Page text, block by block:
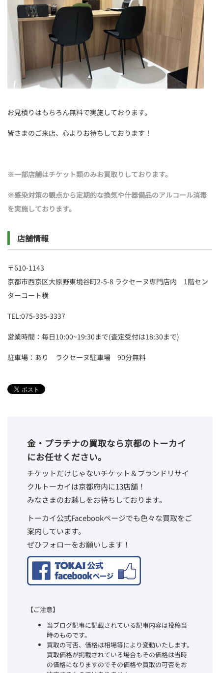
お見積りはもちろん無料で実施しております。
皆さまのご来店、心よりお待ちしております！
※一部店舗はチケット類のみお買取りしております。
※感染対策の観点から定期的な換気や什器備品のアルコール消毒
を実施しております。
店舗情報
〒610-1143
京都市西京区大原野東境谷町2-5-8 ラクセーヌ専門店内 1階セン
ターコート横
TEL:075-335-3337
営業時間：毎日10:00~19:30まで(査定受付は18:30まで)
駐車場：あり ラクセーヌ駐車場 90分無料
金・プラチナの買取なら京都のトーカイ
にお任せください。
チケットだけじゃないチケット＆ブランドリサイ
クルトーカイは京都府内に13店舗！
みなさまのお越しをお待ちしております。
トーカイ公式Facebookページでも色々な買取をご
案内しています。
ぜひフォローをお願いします！
【ご注意】
当ブログ記事に記載されている記事内容は投稿当
時のものです。
買取の可否、価格は相場等により変動いたします。
買取価格が掲載されている場合もその価格は当時
の価格になりますのでその価格や買取の可否をお